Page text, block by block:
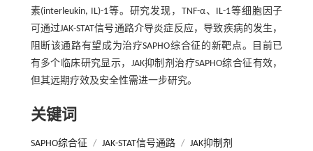
素(interleukin, IL)-1等。研究发现，TNF-α、IL-1等细胞因子
可通过JAK-STAT信号通路介导炎症反应，导致疾病的发生，
阻断该通路有望成为治疗SAPHO综合征的新靶点。目前已
有多个临床研究显示，JAK抑制剂治疗SAPHO综合征有效，
但其远期疗效及安全性需进一步研究。
关键词
SAPHO综合征 / JAK-STAT信号通路 / JAK抑制剂